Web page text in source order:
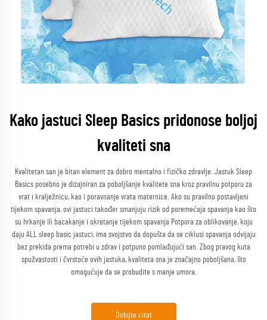
Kako jastuci Sleep Basics pridonose boljoj
kvaliteti sna
Kvalitetan san je bitan element za dobro mentalno i fizičko zdravlje. Jastuk Sleep
Basics posebno je dizajniran za poboljšanje kvalitete sna kroz pravilnu potporu za
vrat i kralježnicu, kao i poravnanje vrata maternice. Ako su pravilno postavljeni
tijekom spavanja, ovi jastuci također smanjuju rizik od poremećaja spavanja kao što
su hrkanje ili bacakanje i okretanje tijekom spavanja Potpora za oblikovanje, koju
daju ALL sleep basic jastuci, ima svojstvo da dopušta da se ciklusi spavanja odvijaju
bez prekida prema potrebi u zdrav i potpuno pomlađujući san. Zbog pravog kuta
spužvastosti i čvrstoće ovih jastuka, kvaliteta sna je značajno poboljšana, što
omogućuje da se probudite s manje umora.
Dobijte citat